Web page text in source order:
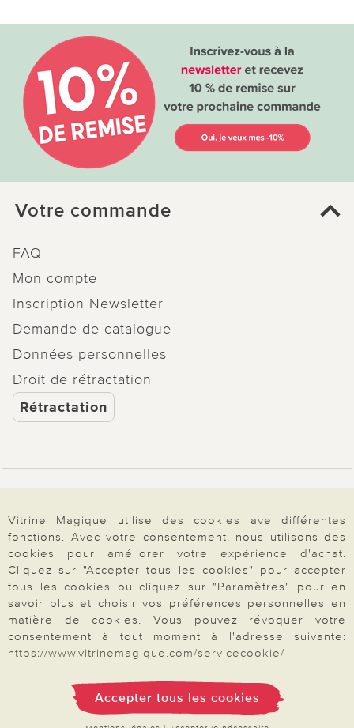
Votre commande
FAQ
Mon compte
Inscription Newsletter
Demande de catalogue
Données personnelles
Droit de rétractation
Rétractation
À propos de nous
Besoin d'aide?
Mentions légales | Données & liberté
Prix en Euro, TVA légale incluse
©2026 Vitrine Magique
Vitrine Magique utilise des cookies ave différentes
fonctions. Avec votre consentement, nous utilisons des
cookies pour améliorer votre expérience d'achat.
Cliquez sur "Accepter tous les cookies" pour accepter
tous les cookies ou cliquez sur "Paramètres" pour en
savoir plus et choisir vos préférences personnelles en
matière de cookies. Vous pouvez révoquer votre
consentement à tout moment à l'adresse suivante:
https://www.vitrinemagique.com/servicecookie/
Accepter tous les cookies